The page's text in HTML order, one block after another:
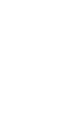
menu